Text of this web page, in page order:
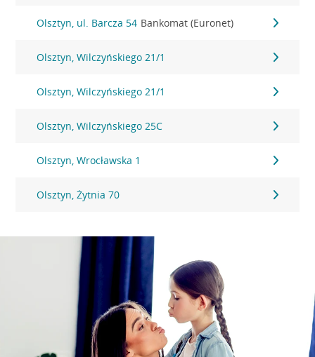
Olsztyn, ul. Barcza 54 Bankomat (Euronet)
Olsztyn, Wilczyńskiego 21/1
Olsztyn, Wilczyńskiego 21/1
Olsztyn, Wilczyńskiego 25C
Olsztyn, Wrocławska 1
Olsztyn, Żytnia 70